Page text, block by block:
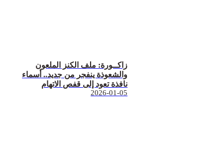
زاكــورة: ملف الكنز الملعون
والشعوذة ينفجر من جديد.. أسماء
نافذة تعود إلى قفص الاتهام
2026-01-05